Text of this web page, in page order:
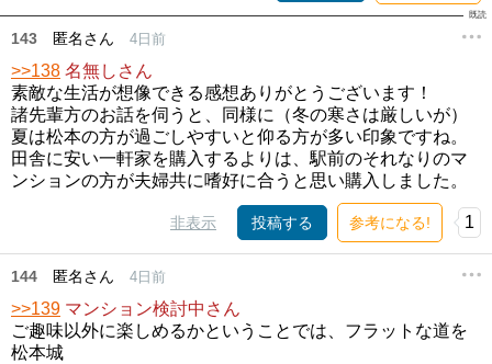
143 匿名さん 4日前
>>138 名無しさん
素敵な生活が想像できる感想ありがとうございます！
諸先輩方のお話を伺うと、同様に（冬の寒さは厳しいが）
夏は松本の方が過ごしやすいと仰る方が多い印象ですね。
田舎に安い一軒家を購入するよりは、駅前のそれなりのマ
ンションの方が夫婦共に嗜好に合うと思い購入しました。
非表示 投稿する 参考になる! 1
144 匿名さん 4日前
>>139 マンション検討中さん
ご趣味以外に楽しめるかということでは、フラットな道を
松本城